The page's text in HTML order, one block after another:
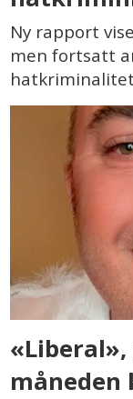
Ny rapport
men fortsatt
måneden